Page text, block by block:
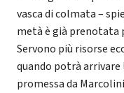
vasca di colmata –
metà è già prenotata
Servono più risorse
quando potrà
promessa da